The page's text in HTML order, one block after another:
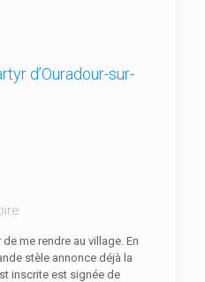
d’Ouradour-sur-
me rendre au village. En
stèle annonce déjà la
inscrite est signée de